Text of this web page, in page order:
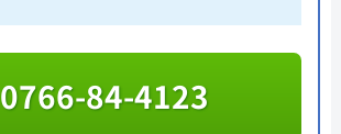
0120-742-190
0766-84-4123